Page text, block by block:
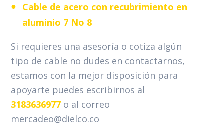
Cable de acero con recubrimiento en
aluminio 7 No 8
Si requieres una asesoría o cotiza algún
tipo de cable no dudes en contactarnos,
estamos con la mejor disposición para
apoyarte puedes escribirnos al
3183636977 o al correo
mercadeo@dielco.co